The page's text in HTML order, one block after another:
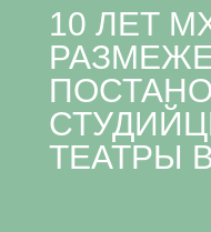
10 ЛЕТ
ТЕАТРЫ